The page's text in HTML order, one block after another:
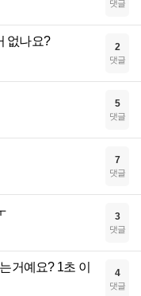
댓글
없나요? 2
댓글
5
댓글
7
댓글
3
댓글
거예요? 1초 이
4
댓글